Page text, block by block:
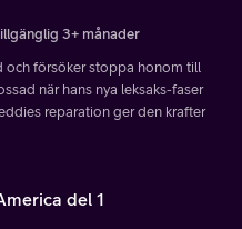
3+ månader
och försöker stoppa honom till
när hans nya leksaks-faser
reparation ger den krafter
del 1